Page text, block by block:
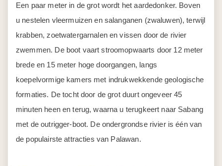
Een paar meter in de grot wordt het aardedonker. Boven
u nestelen vleermuizen en salanganen (zwaluwen), terwijl
krabben, zoetwatergarnalen en vissen door de rivier
zwemmen. De boot vaart stroomopwaarts door 12 meter
brede en 15 meter hoge doorgangen, langs
koepelvormige kamers met indrukwekkende geologische
formaties. De tocht door de grot duurt ongeveer 45
minuten heen en terug, waarna u terugkeert naar Sabang
met de outrigger-boot. De ondergrondse rivier is één van
de populairste attracties van Palawan.